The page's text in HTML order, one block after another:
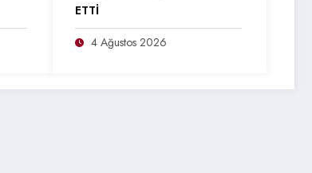
ETTİ
4 Ağustos 2026